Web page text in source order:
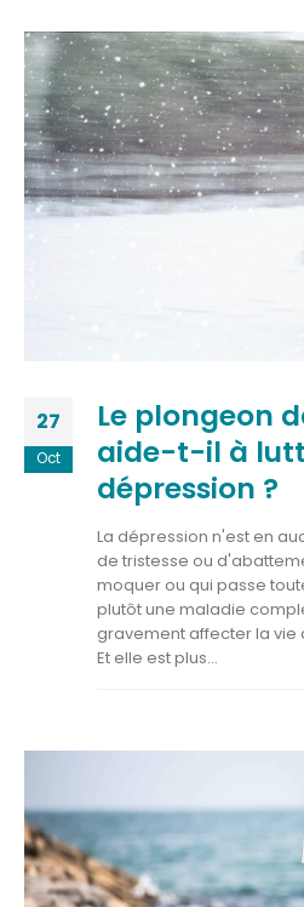
27
Oct
Le plongeon
aide-t-il à
dépression ?
La dépression n'est en
de tristesse ou
moquer ou qui passe
plutôt une maladie
gravement affecter la vie
Et elle est plus...